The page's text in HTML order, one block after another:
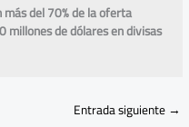
del 70% de la oferta
de dólares en divisas
Entrada siguiente→